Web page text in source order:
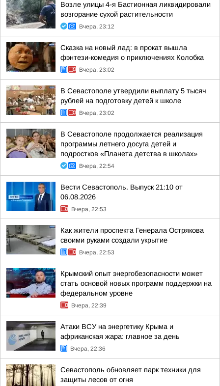
Возле улицы 4-я Бастионная ликвидировали
возгорание сухой растительности
Вчера, 23:12
Сказка на новый лад: в прокат вышла
фэнтези-комедия о приключениях Колобка
Вчера, 23:02
В Севастополе утвердили выплату 5 тысяч
рублей на подготовку детей к школе
Вчера, 23:02
В Севастополе продолжается реализация
программы летнего досуга детей и
подростков «Планета детства в школах»
Вчера, 22:54
Вести Севастополь. Выпуск 21:10 от
06.08.2026
Вчера, 22:53
Как жители проспекта Генерала Острякова
своими руками создали укрытие
Вчера, 22:53
Крымский опыт энергобезопасности может
стать основой новых программ поддержки на
федеральном уровне
Вчера, 22:39
Атаки ВСУ на энергетику Крыма и
африканская жара: главное за день
Вчера, 22:36
Севастополь обновляет парк техники для
защиты лесов от огня